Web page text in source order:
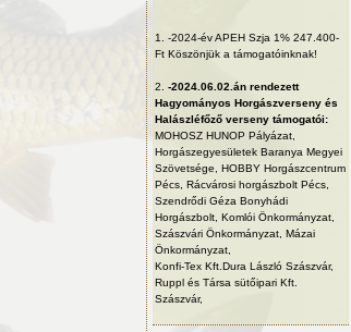
1.
-2024-év APEH Szja 1% 247.400-
Ft Köszönjük a támogatóinknak!
2.
-2024.06.02.án rendezett
Hagyományos Horgászverseny és
Halászléfőző verseny támogatói:
MOHOSZ HUNOP Pályázat,
Horgászegyesületek Baranya Megyei
Szövetsége, HOBBY Horgászcentrum
Pécs, Rácvárosi horgászbolt Pécs,
Szendrődi Géza Bonyhádi
Horgászbolt, Komlói Önkormányzat,
Szászvári Önkormányzat, Mázai
Önkormányzat,
Konfi-Tex Kft.Dura László Szászvár,
Ruppl és Társa sütőipari Kft.
Szászvár,